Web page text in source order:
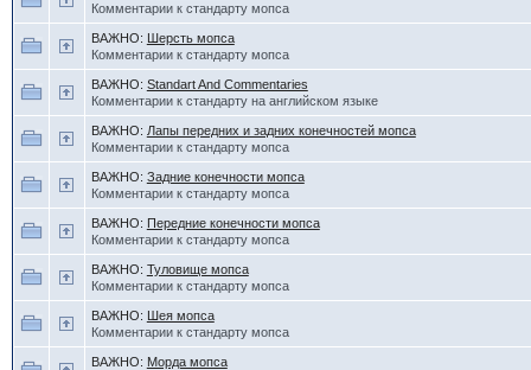
Комментарии к стандарту мопса
ВАЖНО: Шерсть мопса
Комментарии к стандарту мопса
ВАЖНО: Standart And Commentaries
Комментарии к стандарту на английском языке
ВАЖНО: Лапы передних и задних конечностей мопса
Комментарии к стандарту мопса
ВАЖНО: Задние конечности мопса
Комментарии к стандарту мопса
ВАЖНО: Передние конечности мопса
Комментарии к стандарту мопса
ВАЖНО: Туловище мопса
Комментарии к стандарту мопса
ВАЖНО: Шея мопса
Комментарии к стандарту мопса
ВАЖНО: Морда мопса